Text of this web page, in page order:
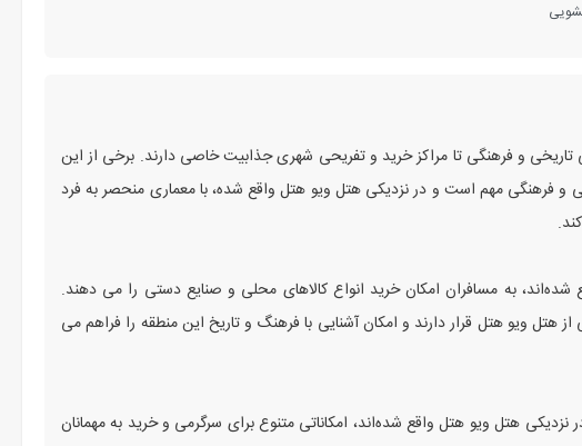
تاریخی و فرهنگی تا مراکز خرید و تفریحی شهری جذابیت خاصی دارند. برخی از این
و فرهنگی مهم است و در نزدیکی هتل ویو هتل واقع شده، با معماری منحصر به فرد
به مسافران امکان خرید انواع کالاهای محلی و صنایع دستی را می‌ دهند.
هتل ویو هتل قرار دارند و امکان آشنایی با فرهنگ و تاریخ این منطقه را فراهم می‌
هتل ویو هتل واقع شده‌اند، امکاناتی متنوع برای سرگرمی و خرید به مهمانان